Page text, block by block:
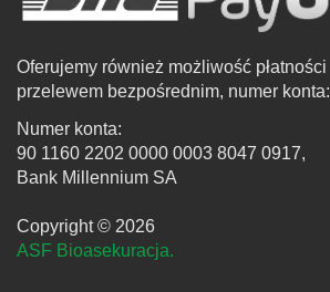
Oferujemy również możliwość płatności
przelewem bezpośrednim, numer konta:
Numer konta:
90 1160 2202 0000 0003 8047 0917,
Bank Millennium SA
Copyright © 2026
ASF Bioasekuracja.